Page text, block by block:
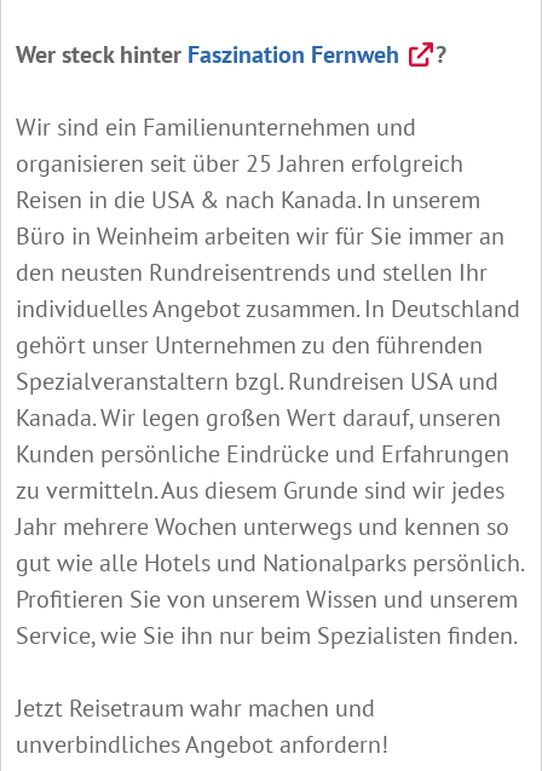
Wer steck hinter Faszination Fernweh ?
Wir sind ein Familienunternehmen und
organisieren seit über 25 Jahren erfolgreich
Reisen in die USA & nach Kanada. In unserem
Büro in Weinheim arbeiten wir für Sie immer an
den neusten Rundreisentrends und stellen Ihr
individuelles Angebot zusammen. In Deutschland
gehört unser Unternehmen zu den führenden
Spezialveranstaltern bzgl. Rundreisen USA und
Kanada. Wir legen großen Wert darauf, unseren
Kunden persönliche Eindrücke und Erfahrungen
zu vermitteln. Aus diesem Grunde sind wir jedes
Jahr mehrere Wochen unterwegs und kennen so
gut wie alle Hotels und Nationalparks persönlich.
Profitieren Sie von unserem Wissen und unserem
Service, wie Sie ihn nur beim Spezialisten finden.
Jetzt Reisetraum wahr machen und
unverbindliches Angebot anfordern!